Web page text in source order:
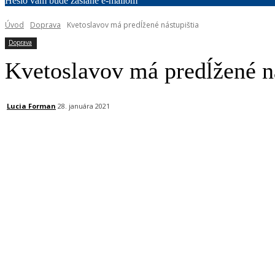
Úvod Doprava Kvetoslavov má predĺžené nástupištia
Doprava
Kvetoslavov má predĺžené
Lucia Forman 28. januára 2021